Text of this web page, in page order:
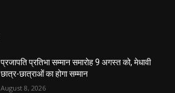
प्रजापति प्रतिभा सम्मान समारोह 9 अगस्त को, मेधावी
छात्र-छात्राओं का होगा सम्मान
August 8, 2026